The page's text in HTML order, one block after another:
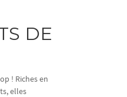
DE
! Riches en
elles